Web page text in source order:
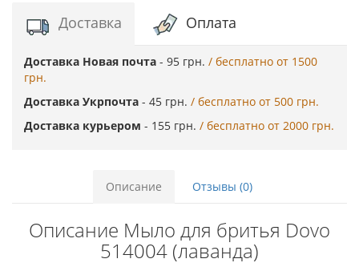
Доставка Оплата
Доставка Новая почта - 95 грн. / бесплатно от 1500
грн.
Доставка Укрпочта - 45 грн. / бесплатно от 500 грн.
Доставка курьером - 155 грн. / бесплатно от 2000 грн.
Описание Отзывы (0)
Описание Мыло для бритья Dovo
514004 (лаванда)